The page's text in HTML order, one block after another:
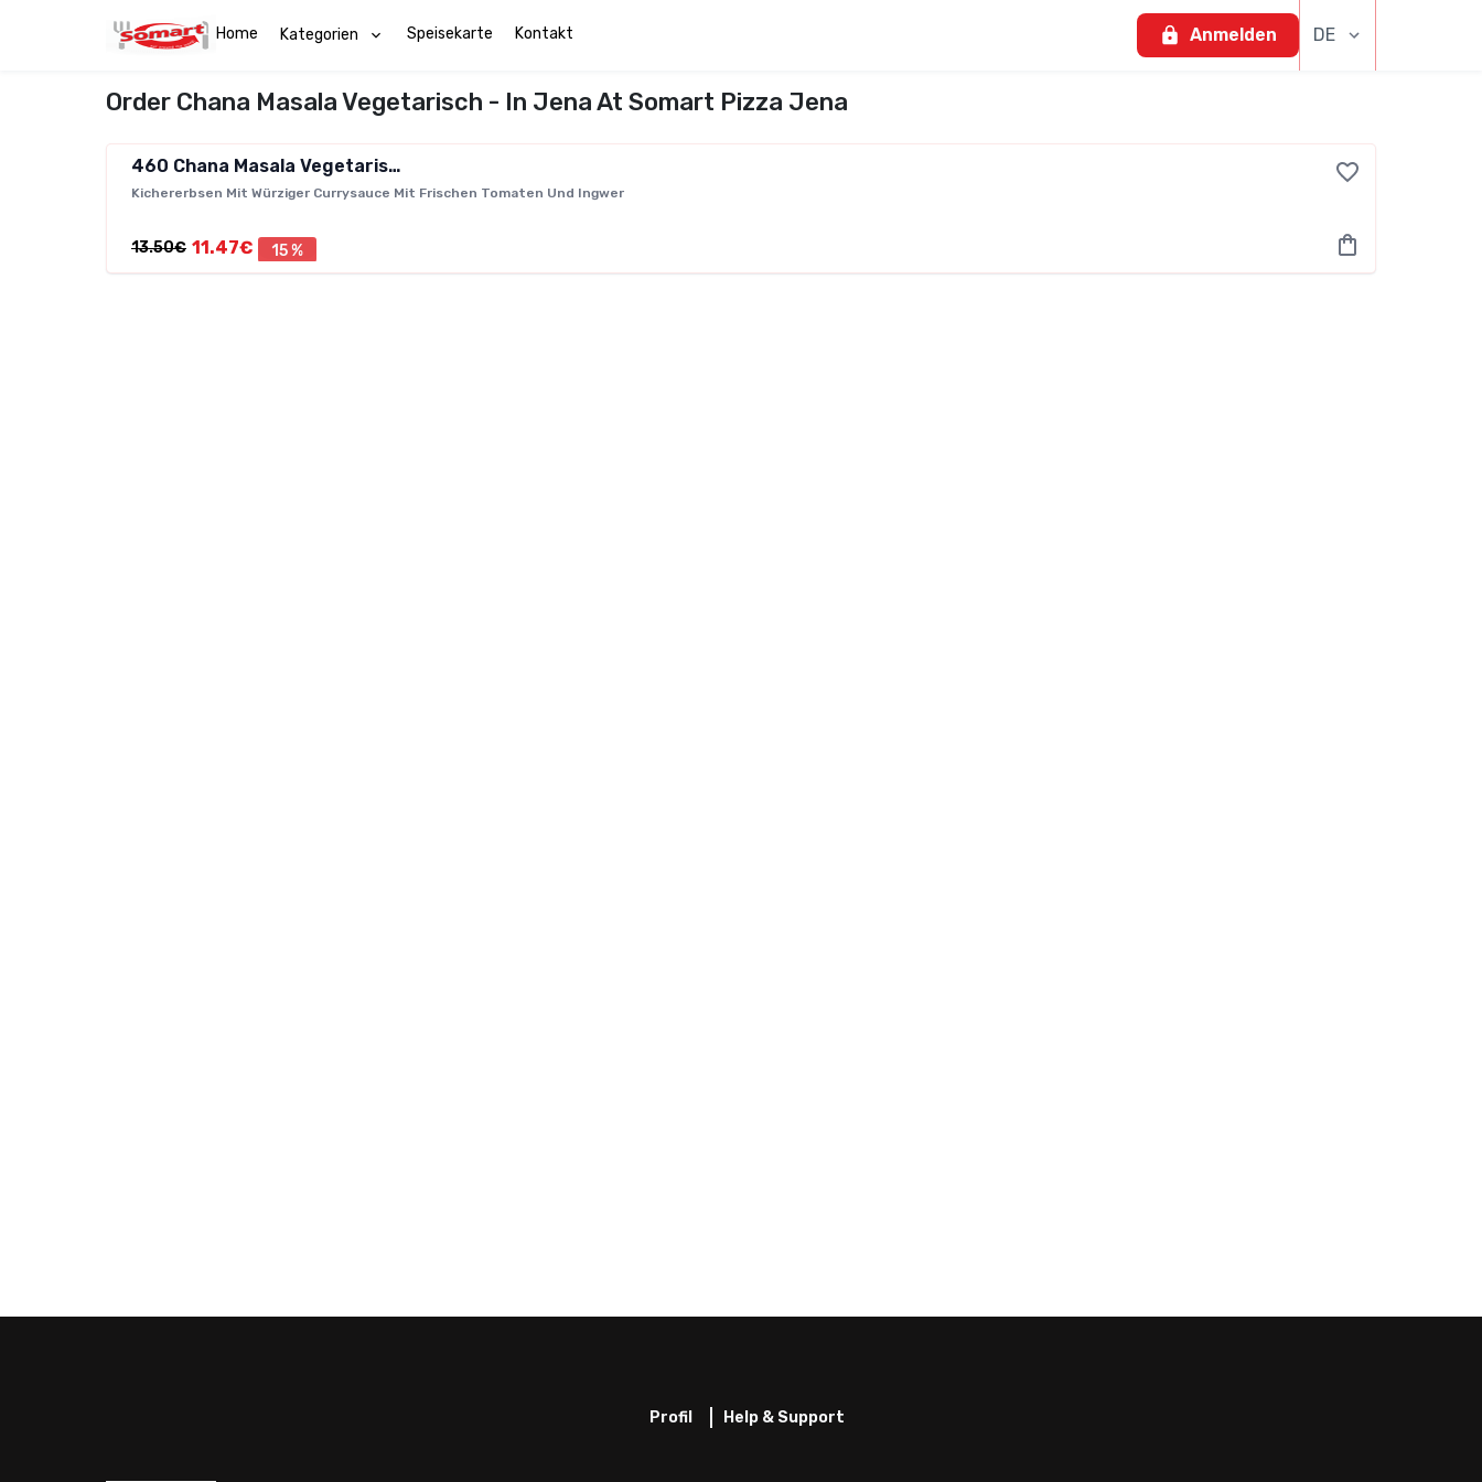
Home Kategorien Speisekarte Kontakt Anmelden DE
Order Chana Masala Vegetarisch - In Jena At Somart Pizza Jena
460 Chana Masala Vegetarisch
Kichererbsen Mit Würziger Currysauce Mit Frischen Tomaten Und Ingwer
13.50€ 11.47€ 15 %
Profil Help & Support